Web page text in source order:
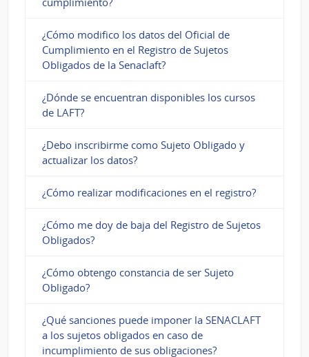
¿Cómo modifico los datos del Oficial de
Cumplimiento en el Registro de Sujetos
Obligados de la Senaclaft?
¿Dónde se encuentran disponibles los cursos
de LAFT?
¿Debo inscribirme como Sujeto Obligado y
actualizar los datos?
¿Cómo realizar modificaciones en el registro?
¿Cómo me doy de baja del Registro de Sujetos
Obligados?
¿Cómo obtengo constancia de ser Sujeto
Obligado?
¿Qué sanciones puede imponer la SENACLAFT
a los sujetos obligados en caso de
incumplimiento de sus obligaciones?